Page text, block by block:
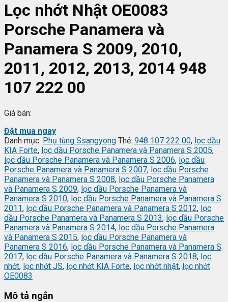
Lọc nhớt Nhật OE0083
Porsche Panamera và
Panamera S 2009, 2010,
2011, 2012, 2013, 2014 948
107 222 00
Giá bán:
Đặt mua ngay
Danh mục: Phụ tùng Ssangyong Thẻ: 948 107 222 00, lọc dầu
KIA Forte, lọc dầu Porsche Panamera và Panamera S 2005,
lọc dầu Porsche Panamera và Panamera S 2006, lọc dầu
Porsche Panamera và Panamera S 2007, lọc dầu Porsche
Panamera và Panamera S 2008, lọc dầu Porsche Panamera
và Panamera S 2009, lọc dầu Porsche Panamera và
Panamera S 2010, lọc dầu Porsche Panamera và Panamera S
2011, lọc dầu Porsche Panamera và Panamera S 2012, lọc
dầu Porsche Panamera và Panamera S 2013, lọc dầu Porsche
Panamera và Panamera S 2014, lọc dầu Porsche Panamera
và Panamera S 2015, lọc dầu Porsche Panamera và
Panamera S 2016, lọc dầu Porsche Panamera và Panamera S
2017, lọc dầu Porsche Panamera và Panamera S 2018, lọc
nhớt, lọc nhớt JS, lọc nhớt KIA Forte, lọc nhớt nhật, lọc nhớt
OE0083
Mô tả ngắn